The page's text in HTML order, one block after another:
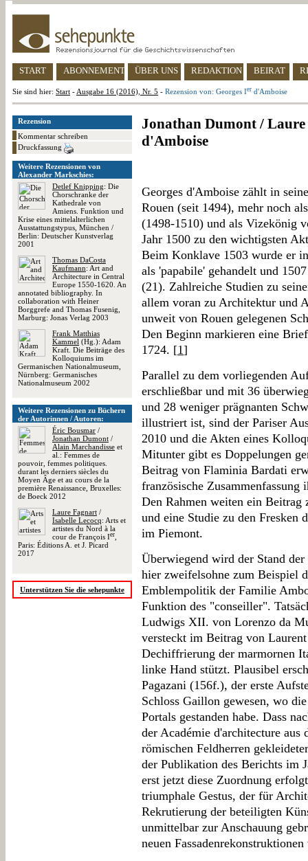
START ABONNEMENT ÜBER UNS REDAKTION BEIRAT
Sie sind hier: Start - Ausgabe 16 (2016), Nr. 5 - Rezension von: Georges Ier d'Amboise
Rezension
Kommentar schreiben
Druckfassung
Weitere Rezensionen von
Alexander Markschies:
Detlef Knipping: Die
Chorschranke der
Kathedrale von
Amiens. Funktion und
Krise eines mittelalterlichen
Ausstattungstypus, München /
Berlin: Deutscher Kunstverlag
2001
Thomas DaCosta
Kaufmann: Art and
Architecture in Central
Europe 1550-1620. An
annotated bibliography. In
collaboration with Heiner
Borggrefe and Thomas Fusenig,
Marburg: Jonas Verlag 2003
Frank Matthias
Kammel (Hg.): Adam
Kraft. Die Beiträge des
Kolloquiums im
Germanischen Nationalmuseum,
Nürnberg: Germanisches
Nationalmuseum 2002
Weitere Rezensionen zu Büchern
der Autorinnen / Autoren:
Éric Bousmar /
Jonathan Dumont /
Alain Marchandisse et
al.: Femmes de
pouvoir, femmes politiques.
durant les derniers siècles du
Moyen Âge et au cours de la
première Renaissance, Bruxelles:
de Boeck 2012
Laure Fagnart /
Isabelle Lecocq: Arts et
artistes du Nord à la
cour de François Ier
Paris: Éditions A. et J. Picard
2017
Unterstützen Sie die sehepunkte
Jonathan Dumont /
d'Amboise
Georges d'Amboise zählt in
Rouen (seit 1494), mehr noch
(1498-1510) und als Vizekönig
Jahr 1500 zu den wichtigsten
Beim Konklave 1503 wurde er
als 'papabile' gehandelt und
(21). Zahlreiche Studien zu
allem voran zu Architektur und
unweit von Rouen gelegenen
Den Beginn markieren eine
1724. [1]
Parallel zu dem vorliegenden
erschließbar und mit 36
und 28 weniger prägnanten
illustriert ist, sind der Pariser
2010 und die Akten eines
Mitunter gibt es Doppelungen
Beitrag von Flaminia Bardati
französische Zusammenfassung
Den Rahmen weiten ein
und eine Studie zu den Fresken
im Piemont.
Überwiegend wird der Stand
hier zweifelsohne zum Beispiel
Emblempolitik der Familie
Funktion des "conseiller".
Ludwigs XII. von Lorenzo da
versteckt im Beitrag von
Dechiffrierung der marmornen
linke Hand stützt. Plausibel
Pagazani (156f.), der erste
Schloss Gaillon gewesen, wo
Portals gestanden habe. Dass
der Académie d'architecture
römischen Feldherren
der Publikation des Berichts im
erst jetzt diese Zuordnung
triumphale Gestus, der für
Rekrutierung der beteiligten
unmittelbar zur Anschauung
neuen